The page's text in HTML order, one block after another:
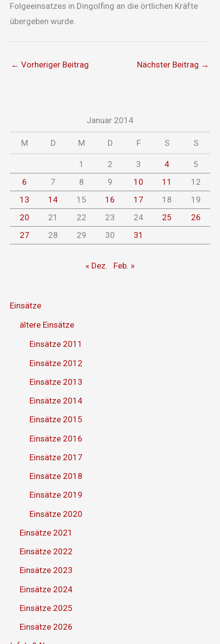
Folgeeinsatzes in Dingolfing an die örtlichen Kräfte
übergeben wurde.
← Vorheriger Beitrag Nächster Beitrag →
Januar 2014
M D M D F S S
1 2 3 4
5
6
7 8 9 10 11
12
13
14 15 16 17 18
19
20
21 22 23 24 25
26
27
28 29 30 31
« Dez. Feb. »
Einsätze
ältere Einsätze
Einsätze 2011
Einsätze 2012
Einsätze 2013
Einsätze 2014
Einsätze 2015
Einsätze 2016
Einsätze 2017
Einsätze 2018
Einsätze 2019
Einsätze 2020
Einsätze 2021
Einsätze 2022
Einsätze 2023
Einsätze 2024
Einsätze 2025
Einsätze 2026